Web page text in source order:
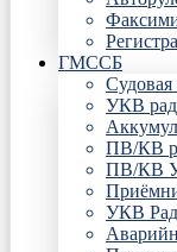
ГМССБ
УКВ
ПВ/КВ
ПВ/КВ
УКВ